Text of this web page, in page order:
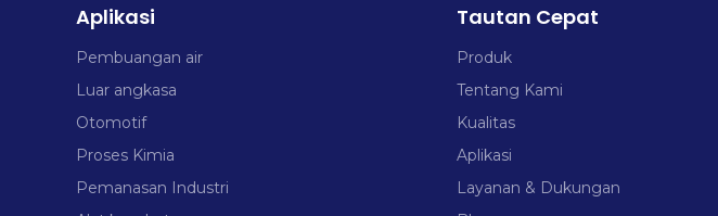
Aplikasi
Pembuangan air
Luar angkasa
Otomotif
Proses Kimia
Pemanasan Industri
Tautan Cepat
Produk
Tentang Kami
Kualitas
Aplikasi
Layanan & Dukungan